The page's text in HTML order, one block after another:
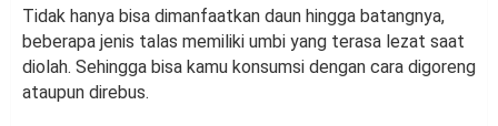
Tidak hanya bisa dimanfaatkan daun hingga batangnya,
beberapa jenis talas memiliki umbi yang terasa lezat saat
diolah. Sehingga bisa kamu konsumsi dengan cara digoreng
ataupun direbus.